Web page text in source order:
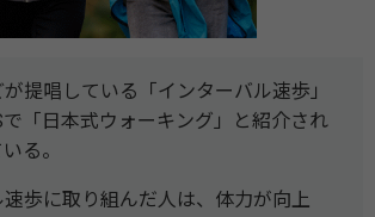
提唱している「インターバル速歩」
「日本式ウォーキング」と紹介され
る。
歩に取り組んだ人は、体力が向上